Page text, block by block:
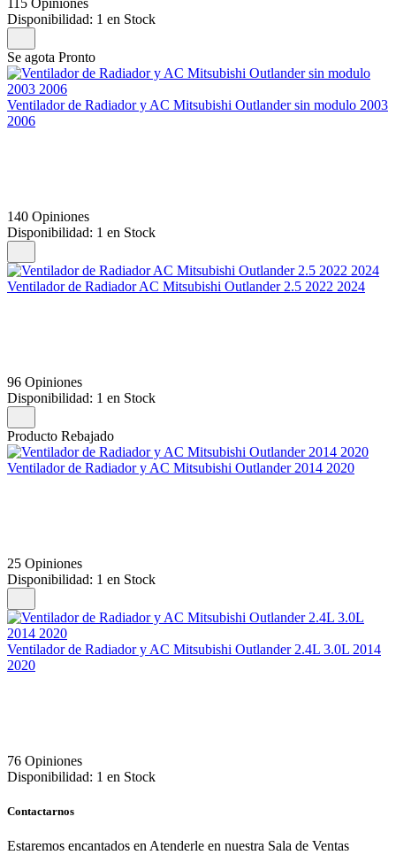
Disponibilidad: 1 en Stock
Se agota Pronto
Ventilador de Radiador y AC Mitsubishi Outlander sin modulo 2003
2006
140 Opiniones
Disponibilidad: 1 en Stock
Ventilador de Radiador AC Mitsubishi Outlander 2.5 2022 2024
96 Opiniones
Disponibilidad: 1 en Stock
Producto Rebajado
Ventilador de Radiador y AC Mitsubishi Outlander 2014 2020
25 Opiniones
Disponibilidad: 1 en Stock
Ventilador de Radiador y AC Mitsubishi Outlander 2.4L 3.0L 2014
2020
76 Opiniones
Disponibilidad: 1 en Stock
Contactarnos
Estaremos encantados en Atenderle en nuestra Sala de Ventas